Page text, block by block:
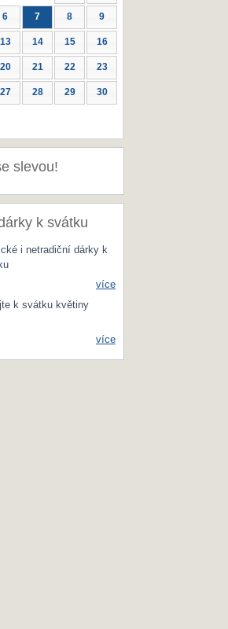
6 7 8 9
13 14 15 16
20 21 22 23
27 28 29 30
slevou!
k svátku
i netradiční dárky k
více
k svátku květiny
více